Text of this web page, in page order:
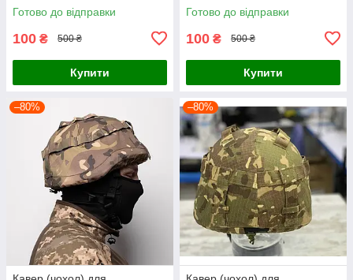
Готово до відправки
100 ₴ 500 ₴
Купити
Готово до відправки
100 ₴ 500 ₴
Купити
–80% –80%